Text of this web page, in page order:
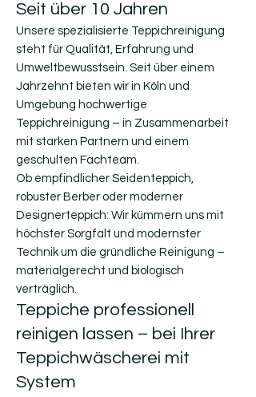
Seit über 10 Jahren
Unsere spezialisierte Teppichreinigung
steht für Qualität, Erfahrung und
Umweltbewusstsein. Seit über einem
Jahrzehnt bieten wir in Köln und
Umgebung hochwertige
Teppichreinigung – in Zusammenarbeit
mit starken Partnern und einem
geschulten Fachteam.
Ob empfindlicher Seidenteppich,
robuster Berber oder moderner
Designerteppich: Wir kümmern uns mit
höchster Sorgfalt und modernster
Technik um die gründliche Reinigung –
materialgerecht und biologisch
verträglich.
Teppiche professionell
reinigen lassen – bei Ihrer
Teppichwäscherei mit
System